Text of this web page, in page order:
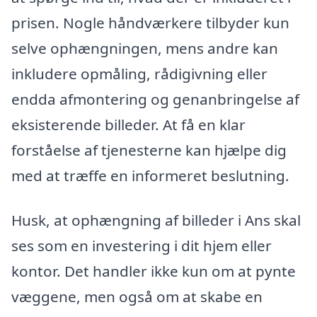
prisen. Nogle håndværkere tilbyder kun
selve ophængningen, mens andre kan
inkludere opmåling, rådigivning eller
endda afmontering og genanbringelse af
eksisterende billeder. At få en klar
forståelse af tjenesterne kan hjælpe dig
med at træffe en informeret beslutning.
Husk, at ophængning af billeder i Ans skal
ses som en investering i dit hjem eller
kontor. Det handler ikke kun om at pynte
væggene, men også om at skabe en